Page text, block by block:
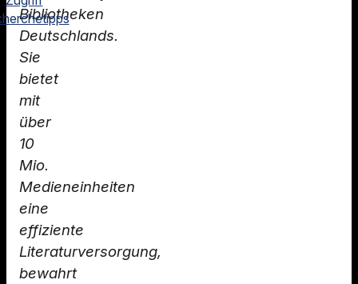
Bibliotheken
Deutschlands.
Sie
bietet
mit
über
10
Mio.
Medieneinheiten
eine
effiziente
Literaturversorgung,
bewahrt